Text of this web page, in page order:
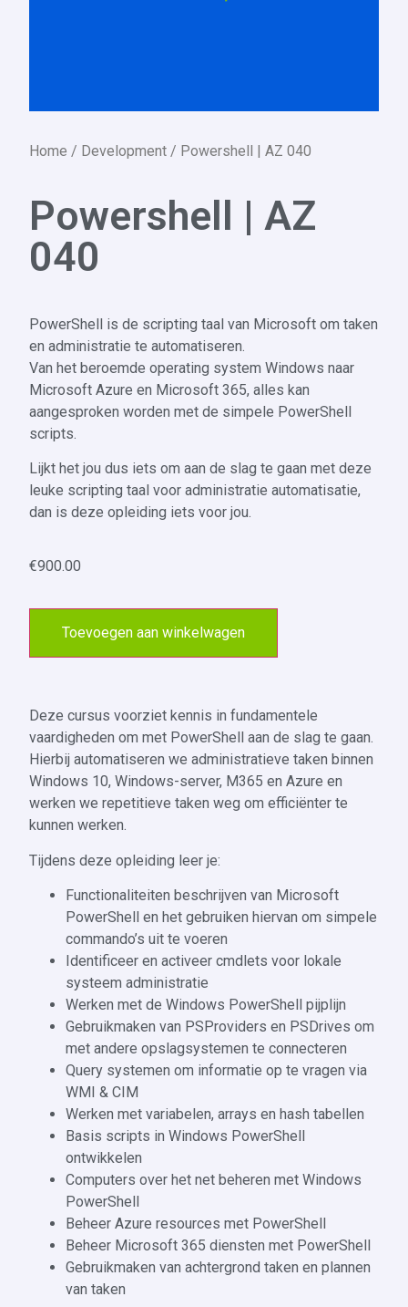
Home / Development / Powershell | AZ 040
Powershell | AZ
040
PowerShell is de scripting taal van Microsoft om taken
en administratie te automatiseren.
Van het beroemde operating system Windows naar
Microsoft Azure en Microsoft 365, alles kan
aangesproken worden met de simpele PowerShell
scripts.
Lijkt het jou dus iets om aan de slag te gaan met deze
leuke scripting taal voor administratie automatisatie,
dan is deze opleiding iets voor jou.
€900.00
Toevoegen aan winkelwagen
Deze cursus voorziet kennis in fundamentele
vaardigheden om met PowerShell aan de slag te gaan.
Hierbij automatiseren we administratieve taken binnen
Windows 10, Windows-server, M365 en Azure en
werken we repetitieve taken weg om efficiënter te
kunnen werken.
Tijdens deze opleiding leer je:
Functionaliteiten beschrijven van Microsoft
PowerShell en het gebruiken hiervan om simpele
commando’s uit te voeren
Identificeer en activeer cmdlets voor lokale
systeem administratie
Werken met de Windows PowerShell pijplijn
Gebruikmaken van PSProviders en PSDrives om
met andere opslagsystemen te connecteren
Query systemen om informatie op te vragen via
WMI & CIM
Werken met variabelen, arrays en hash tabellen
Basis scripts in Windows PowerShell
ontwikkelen
Computers over het net beheren met Windows
PowerShell
Beheer Azure resources met PowerShell
Beheer Microsoft 365 diensten met PowerShell
Gebruikmaken van achtergrond taken en plannen
van taken